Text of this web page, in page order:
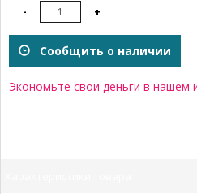
- +
Сообщить о наличии
Экономьте свои деньги в нашем